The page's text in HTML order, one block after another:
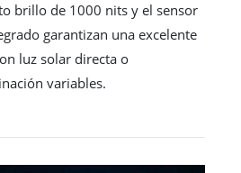
brillo de 1000 nits y el sensor
garantizan una excelente
luz solar directa o
variables.